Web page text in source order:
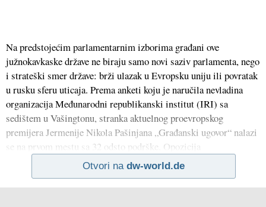
Na predstojećim parlamentarnim izborima građani ove
južnokavkaske države ne biraju samo novi saziv parlamenta, nego
i strateški smer države: brži ulazak u Evropsku uniju ili povratak
u rusku sferu uticaja. Prema anketi koju je naručila nevladina
organizacija Međunarodni republikanski institut (IRI) sa
sedištem u Vašingtonu, stranka aktuelnog proevropskog
premijera Jermenije Nikola Pašinjana „Građanski ugovor“ nalazi
se na prvom mestu sa 32 odsto podrške. Opozicija
Otvori na dw-world.de